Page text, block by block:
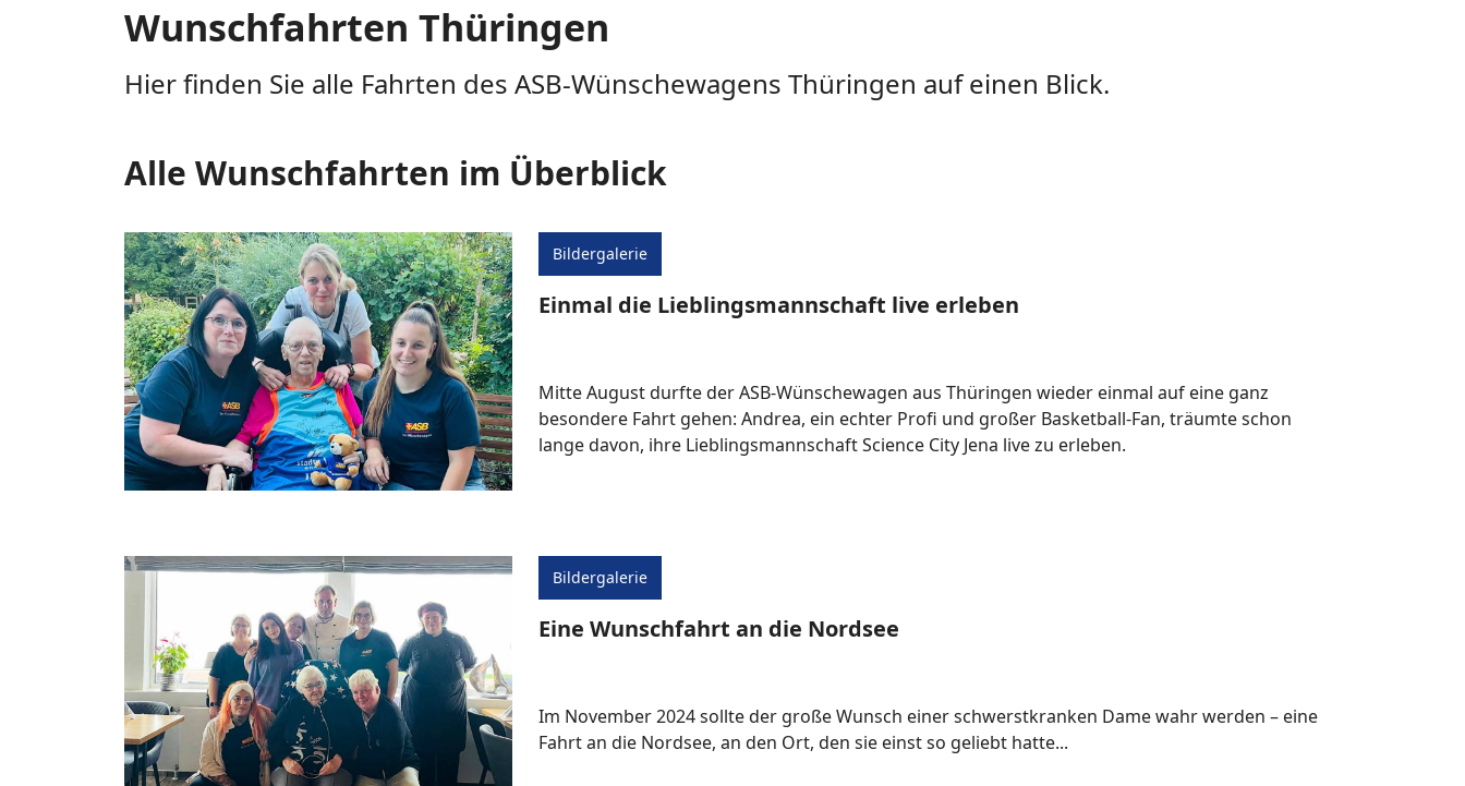
Wunschfahrten Thüringen
Hier finden Sie alle Fahrten des ASB-Wünschewagens Thüringen auf einen Blick.
Alle Wunschfahrten im Überblick
Bildergalerie
Einmal die Lieblingsmannschaft live erleben
Mitte August durfte der ASB-Wünschewagen aus Thüringen wieder einmal auf eine ganz
besondere Fahrt gehen: Andrea, ein echter Profi und großer Basketball-Fan, träumte schon
lange davon, ihre Lieblingsmannschaft Science City Jena live zu erleben.
Bildergalerie
Eine Wunschfahrt an die Nordsee
Im November 2024 sollte der große Wunsch einer schwerstkranken Dame wahr werden – eine
Fahrt an die Nordsee, an den Ort, den sie einst so geliebt hatte...